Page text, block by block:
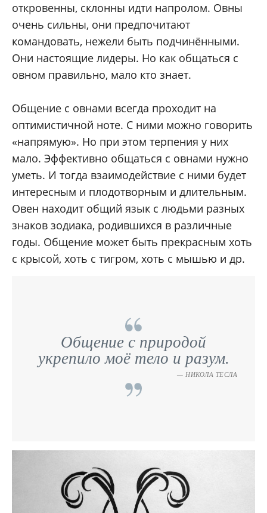
откровенны, склонны идти напролом. Овны
очень сильны, они предпочитают
командовать, нежели быть подчинёнными.
Они настоящие лидеры. Но как общаться с
овном правильно, мало кто знает.
Общение с овнами всегда проходит на
оптимистичной ноте. С ними можно говорить
«напрямую». Но при этом терпения у них
мало. Эффективно общаться с овнами нужно
уметь. И тогда взаимодействие с ними будет
интересным и плодотворным и длительным.
Овен находит общий язык с людьми разных
знаков зодиака, родившихся в различные
годы. Общение может быть прекрасным хоть
с крысой, хоть с тигром, хоть с мышью и др.
Общение с природой
укрепило моё тело и разум.
НИКОЛА ТЕСЛА